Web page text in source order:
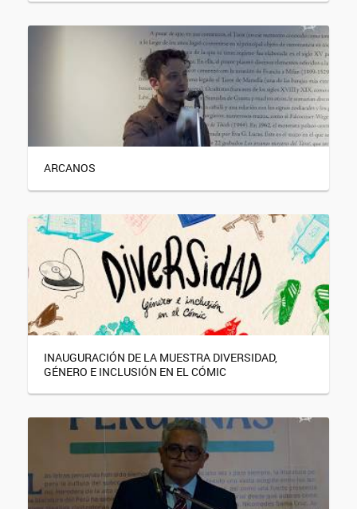
ARCANOS
INAUGURACIÓN DE LA MUESTRA DIVERSIDAD,
GÉNERO E INCLUSIÓN EN EL CÓMIC